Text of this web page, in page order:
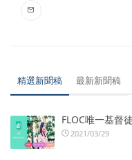
精選新聞稿 最新新聞稿
FLOC唯一基督
2021/03/29